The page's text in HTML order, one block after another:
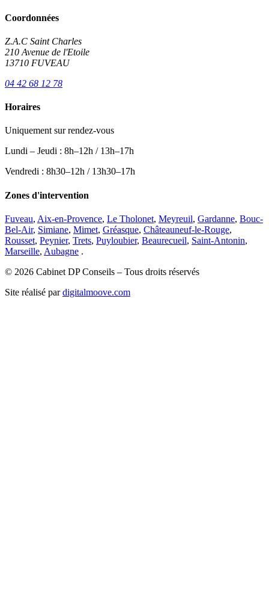
Coordonnées
Z.A.C Saint Charles
210 Avenue de l'Etoile
13710 FUVEAU
04 42 68 12 78
Horaires
Uniquement sur rendez-vous
Lundi – Jeudi : 8h–12h / 13h–17h
Vendredi : 8h30–12h / 13h30–17h
Zones d'intervention
Fuveau, Aix-en-Provence, Le Tholonet, Meyreuil, Gardanne, Bouc-
Bel-Air, Simiane, Mimet, Gréasque, Châteauneuf-le-Rouge,
Rousset, Peynier, Trets, Puyloubier, Beaurecueil, Saint-Antonin,
Marseille, Aubagne .
© 2026 Cabinet DP Conseils – Tous droits réservés
Site réalisé pardigitalmoove.com